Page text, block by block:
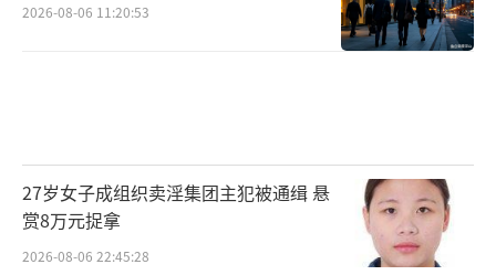
2026-08-06 11:20:53
27岁女子成组织卖淫集团主犯被通缉 悬
赏8万元捉拿
2026-08-06 22:45:28